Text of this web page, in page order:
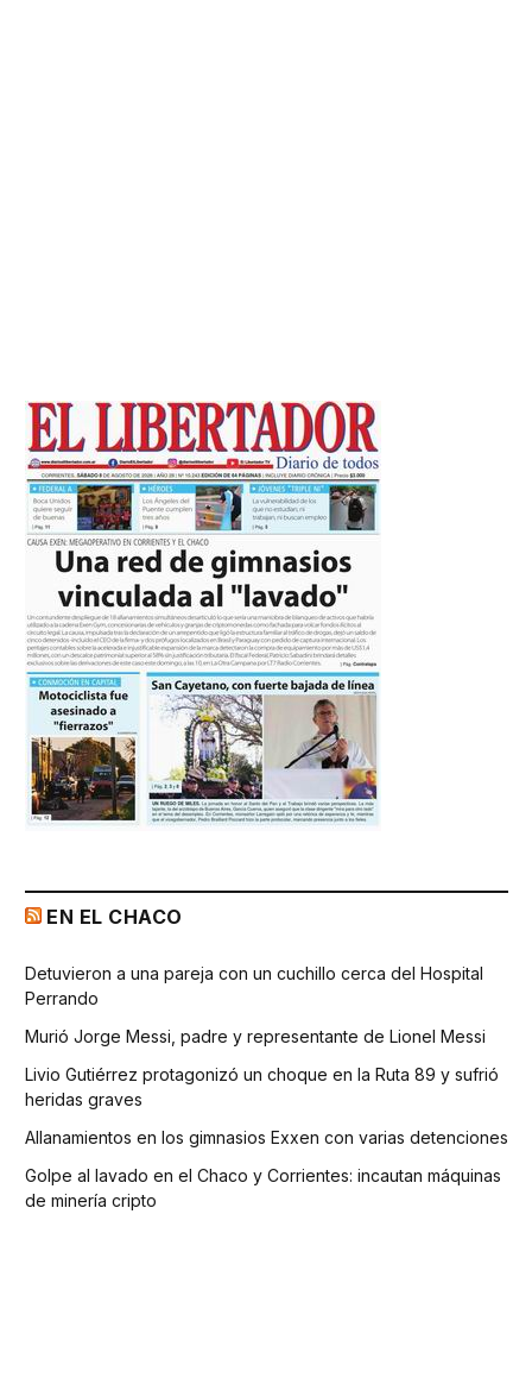
EN EL CHACO
Detuvieron a una pareja con un cuchillo cerca del Hospital
Perrando
Murió Jorge Messi, padre y representante de Lionel Messi
Livio Gutiérrez protagonizó un choque en la Ruta 89 y sufrió
heridas graves
Allanamientos en los gimnasios Exxen con varias detenciones
Golpe al lavado en el Chaco y Corrientes: incautan máquinas
de minería cripto